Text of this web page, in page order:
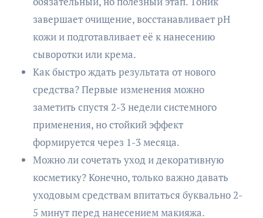
завершает очищение, восстанавливает pH
кожи и подготавливает её к нанесению
сыворотки или крема.
Как быстро ждать результата от нового
средства? Первые изменения можно
заметить спустя 2-3 недели системного
применения, но стойкий эффект
формируется через 1-3 месяца.
Можно ли сочетать уход и декоративную
косметику? Конечно, только важно давать
уходовым средствам впитаться буквально 2-
5 минут перед нанесением макияжа.